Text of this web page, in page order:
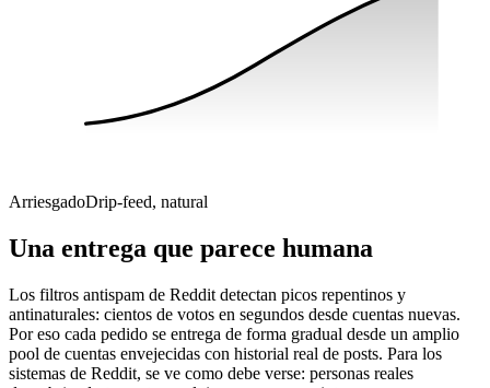
ArriesgadoDrip-feed, natural
Una entrega que parece humana
Los filtros antispam de Reddit detectan picos repentinos y
antinaturales: cientos de votos en segundos desde cuentas nuevas.
Por eso cada pedido se entrega de forma gradual desde un amplio
pool de cuentas envejecidas con historial real de posts. Para los
sistemas de Reddit, se ve como debe verse: personas reales